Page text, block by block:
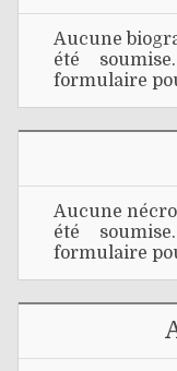
Aucune
été
formulaire
Aucune
été
formulaire